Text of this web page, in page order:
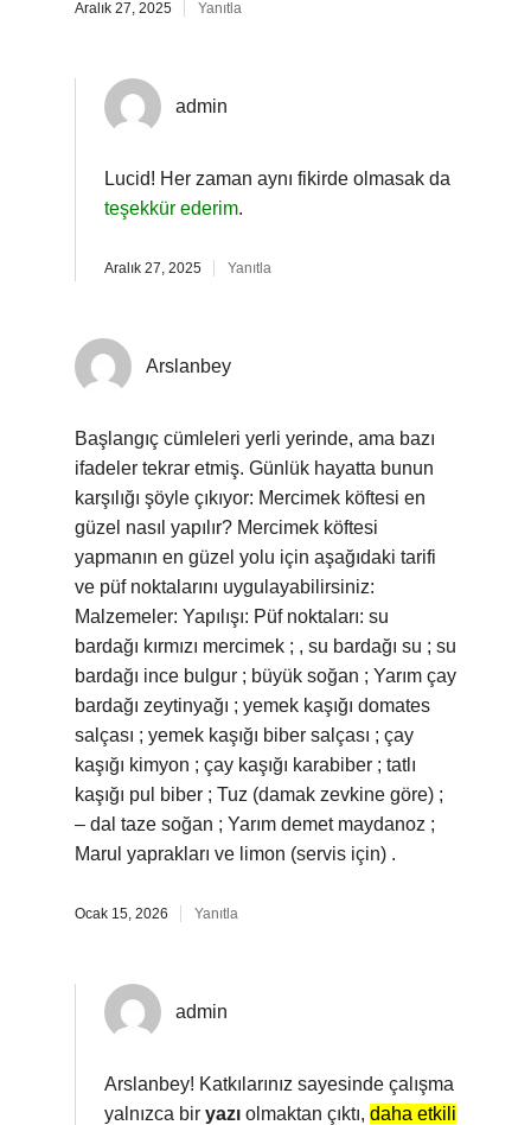
Aralık 27, 2025 Yanıtla
admin
Lucid! Her zaman aynı fikirde olmasak da
teşekkür ederim.
Aralık 27, 2025 Yanıtla
Arslanbey
Başlangıç cümleleri yerli yerinde, ama bazı
ifadeler tekrar etmiş. Günlük hayatta bunun
karşılığı şöyle çıkıyor: Mercimek köftesi en
güzel nasıl yapılır? Mercimek köftesi
yapmanın en güzel yolu için aşağıdaki tarifi
ve püf noktalarını uygulayabilirsiniz:
Malzemeler: Yapılışı: Püf noktaları: su
bardağı kırmızı mercimek ; , su bardağı su ; su
bardağı ince bulgur ; büyük soğan ; Yarım çay
bardağı zeytinyağı ; yemek kaşığı domates
salçası ; yemek kaşığı biber salçası ; çay
kaşığı kimyon ; çay kaşığı karabiber ; tatlı
kaşığı pul biber ; Tuz (damak zevkine göre) ;
– dal taze soğan ; Yarım demet maydanoz ;
Marul yaprakları ve limon (servis için) .
Ocak 15, 2026 Yanıtla
admin
Arslanbey! Katkılarınız sayesinde çalışma
yalnızca bir yazı olmaktan çıktı, daha etkili